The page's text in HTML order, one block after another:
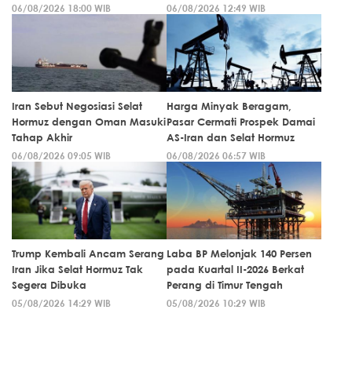
06/08/2026 18:00 WIB
06/08/2026 12:49 WIB
Iran Sebut Negosiasi Selat
Hormuz dengan Oman Masuki
Tahap Akhir
06/08/2026 09:05 WIB
Harga Minyak Beragam,
Pasar Cermati Prospek Damai
AS-Iran dan Selat Hormuz
06/08/2026 06:57 WIB
Trump Kembali Ancam Serang
Iran Jika Selat Hormuz Tak
Segera Dibuka
05/08/2026 14:29 WIB
Laba BP Melonjak 140 Persen
pada Kuartal II-2026 Berkat
Perang di Timur Tengah
05/08/2026 10:29 WIB